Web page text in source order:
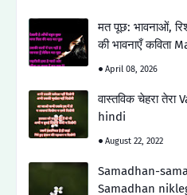
मत पूछ: भावनाओं,
की भावनाएँ कविता
April 08, 2026
वास्तविक चेहरा
hindi
August 22, 2022
Samadhan-
Samadhan